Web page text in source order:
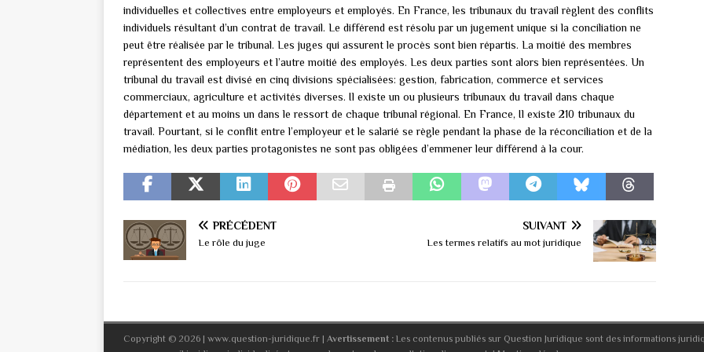
individuelles et collectives entre employeurs et employés. En France, les tribunaux du travail règlent des conflits
individuels résultant d’un contrat de travail. Le différend est résolu par un jugement unique si la conciliation ne
peut être réalisée par le tribunal. Les juges qui assurent le procès sont bien répartis. La moitié des membres
représentent des employeurs et l’autre moitié des employés. Les deux parties sont alors bien représentées. Un
tribunal du travail est divisé en cinq divisions spécialisées: gestion, fabrication, commerce et services
commerciaux, agriculture et activités diverses. Il existe un ou plusieurs tribunaux du travail dans chaque
département et au moins un dans le ressort de chaque tribunal régional. En France, Il existe 210 tribunaux du
travail. Pourtant, si le conflit entre l’employeur et le salarié se règle pendant la phase de la réconciliation et de la
médiation, les deux parties protagonistes ne sont pas obligées d’emmener leur différend à la cour.
PRÉCÉDENT
Le rôle du juge
SUIVANT
Les termes relatifs au mot juridique
Copyright © 2026 | www.question-juridique.fr | Avertissement : Les contenus publiés sur Question Juridique sont des informations